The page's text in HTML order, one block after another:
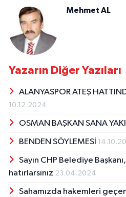
Mehmet AL
Yazarın Diğer Yazıları
ALANYASPOR ATEŞ
10.12.2024
OSMAN BAŞKAN SANA
BENDEN SÖYLEMESİ
Sayın CHP Belediye
hatırlarsınız 23.04.2024
Sahamızda hakemleri